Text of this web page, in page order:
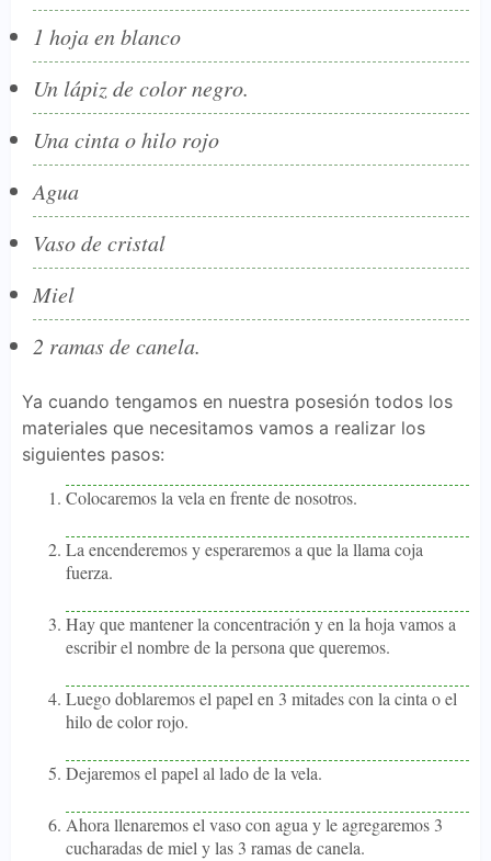
1 hoja en blanco
Un lápiz de color negro.
Una cinta o hilo rojo
Agua
Vaso de cristal
Miel
2 ramas de canela.
Ya cuando tengamos en nuestra posesión todos los
materiales que necesitamos vamos a realizar los
siguientes pasos:
Colocaremos la vela en frente de nosotros.
La encenderemos y esperaremos a que la llama coja
fuerza.
Hay que mantener la concentración y en la hoja vamos a
escribir el nombre de la persona que queremos.
Luego doblaremos el papel en 3 mitades con la cinta o el
hilo de color rojo.
Dejaremos el papel al lado de la vela.
Ahora llenaremos el vaso con agua y le agregaremos 3
cucharadas de miel y las 3 ramas de canela.